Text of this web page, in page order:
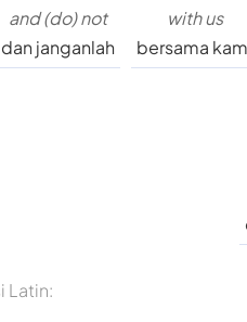
with us
bersama
and (do) not
dan janganlah
Latin: